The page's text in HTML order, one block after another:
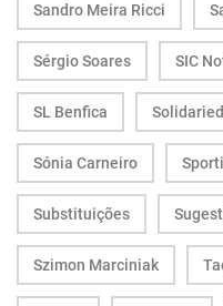
Sandro Meira Ricci
Sérgio Soares SIC
SL Benfica
Sónia Carneiro
Substituições
Szimon Marciniak